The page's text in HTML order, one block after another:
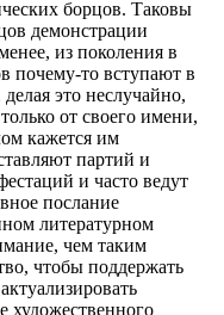
борцов. Таковы
демонстрации
из поколения в
почему-то вступают в
это неслучайно,
от своего имени,
кажется им
партий и
и часто ведут
послание
литературном
чем таким
чтобы поддержать
художественного